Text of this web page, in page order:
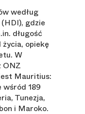
według
gdzie
długość
opiekę
W
ONZ
Mauritius:
wśród 189
Tunezja,
i Maroko.